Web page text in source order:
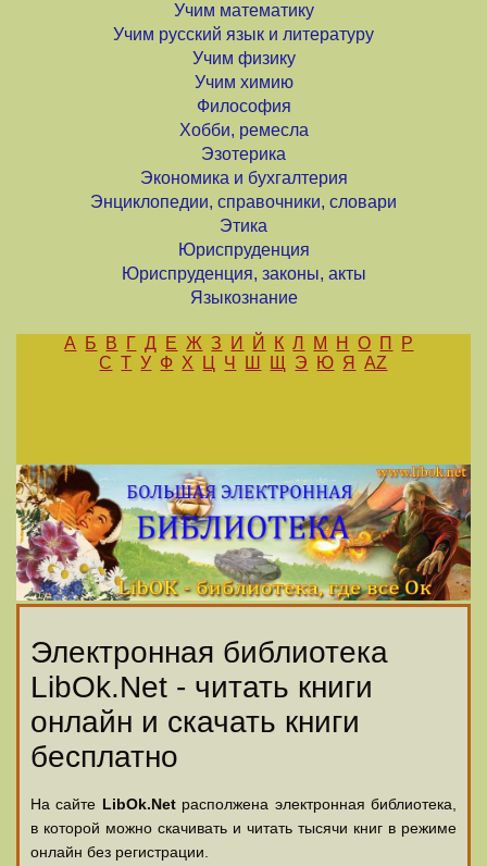
Учим математику
Учим русский язык и литературу
Учим физику
Учим химию
Философия
Хобби, ремесла
Эзотерика
Экономика и бухгалтерия
Энциклопедии, справочники, словари
Этика
Юриспруденция
Юриспруденция, законы, акты
Языкознание
А Б В Г Д Е Ж З И Й К Л М Н О П
Р
С Т У Ф Х Ц Ч Ш Щ Э Ю Я AZ
Электронная библиотека
LibOk.Net - читать книги
онлайн и скачать книги
бесплатно
На сайте LibOk.Netрасполжена электронная библиотека,
в которой можно скачивать и читать тысячи книг в режиме
онлайн без регистрации.